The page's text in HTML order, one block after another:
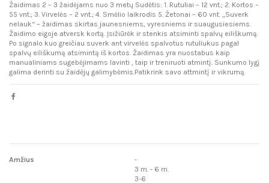
Žaidimas 2 – 3 žaidėjams nuo 3 metų Sudėtis: 1. Rutuliai – 12 vnt.; 2. Kortos –
55 vnt.; 3. Virvelės – 2 vnt.; 4. Smėlio laikrodis 5. Žetonai – 60 vnt. „Suverk
nelauk“ – žaidimas skirtas jaunesniems, vyresniems ir suaugusiesiems.
Žaidimo eigoje atversk kortą. Įsižiūrėk ir stenkis atsiminti spalvų eiliškumą.
Po signalo kuo greičiau suverk ant virvelės spalvotus rutuliukus pagal
spalvų eiliškumą atsimintą iš kortos. Žaidimas yra nuostabus kaip
manualiniams sugebėjimams lavinti , taip ir treniruoti atmintį. Sunkumo lygį
galima derinti su žaidėjų galimybėmis.Patikrink savo attmintį ir vikrumą.
Amžius
-
3 m. - 6 m.
3-6